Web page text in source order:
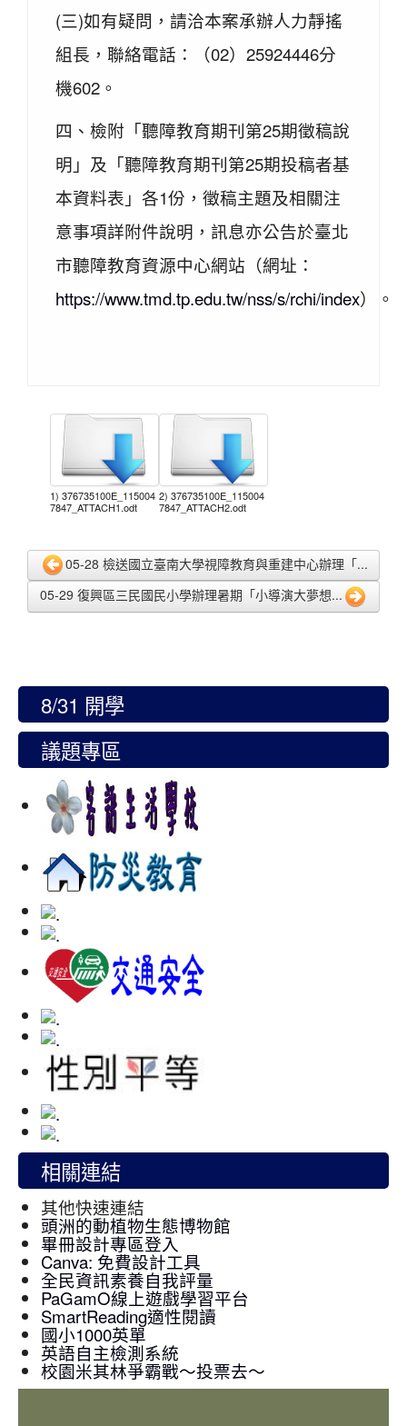
(三)如有疑問，請洽本案承辦人力靜搖
組長，聯絡電話：（02）25924446分
機602。
四、檢附「聽障教育期刊第25期徵稿說
明」及「聽障教育期刊第25期投稿者基
本資料表」各1份，徵稿主題及相關注
意事項詳附件說明，訊息亦公告於臺北
市聽障教育資源中心網站（網址：
https://www.tmd.tp.edu.tw/nss/s/rchi/index）。
1) 376735100E_115004
7847_ATTACH1.odt
2) 376735100E_115004
7847_ATTACH2.odt
05-28 檢送國立臺南大學視障教育與重建中心辦理「...
05-29 復興區三民國民小學辦理暑期「小導演大夢想...
8/31 開學
議題專區
相關連結
其他快速連結
頭洲的動植物生態博物館
畢冊設計專區登入
Canva: 免費設計工具
全民資訊素養自我評量
PaGamO線上遊戲學習平台
SmartReading適性閱讀
國小1000英單
英語自主檢測系統
校園米其林爭霸戰～投票去～